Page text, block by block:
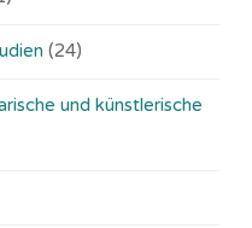
(24)
und künstlerische